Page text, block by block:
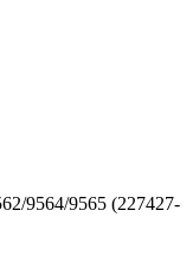
9564/9565 (227427-